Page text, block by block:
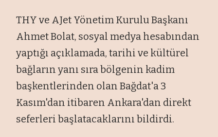
THY ve AJet Yönetim Kurulu Başkanı
Ahmet Bolat, sosyal medya hesabından
yaptığı açıklamada, tarihi ve kültürel
bağların yanı sıra bölgenin kadim
başkentlerinden olan Bağdat'a 3
Kasım'dan itibaren Ankara'dan direkt
seferleri başlatacaklarını bildirdi.